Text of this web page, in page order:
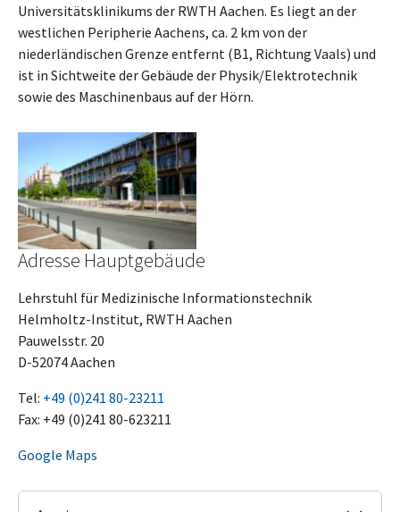
Universitätsklinikums der RWTH Aachen. Es liegt an der
westlichen Peripherie Aachens, ca. 2 km von der
niederländischen Grenze entfernt (B1, Richtung Vaals) und
ist in Sichtweite der Gebäude der Physik/Elektrotechnik
sowie des Maschinenbaus auf der Hörn.
Adresse Hauptgebäude
Lehrstuhl für Medizinische Informationstechnik
Helmholtz-Institut, RWTH Aachen
Pauwelsstr. 20
D-52074 Aachen
Tel: +49 (0)241 80-23211
Fax: +49 (0)241 80-623211
Google Maps